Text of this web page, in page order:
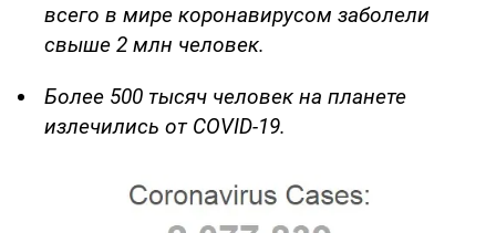
всего в мире коронавирусом заболели
свыше 2 млн человек.
Более 500 тысяч человек на планете
излечились от COVID-19.